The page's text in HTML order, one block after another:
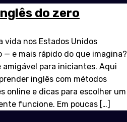
do zero
vida nos Estados Unidos
— e mais rápido do que imagina?
amigável para iniciantes. Aqui
inglês com métodos
online e dicas para escolher um
funcione. Em poucas […]